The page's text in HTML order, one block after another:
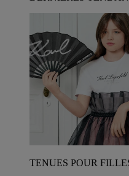
TENUES POUR